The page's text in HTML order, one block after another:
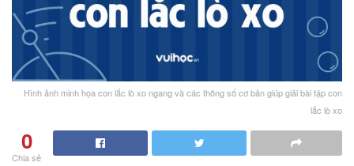
Hình ảnh minh họa con lắc lò xo ngang và các thông số cơ bản giúp giải bài tập con
lắc lò xo
0
Chia sẻ